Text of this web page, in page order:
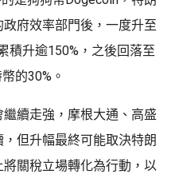
府效率部門後，一度升至
積升逾150%，之後回落至
的30%。
續走強，摩根大通、高盛
但升幅最終可能取決特朗
關稅立場轉化為行動，以